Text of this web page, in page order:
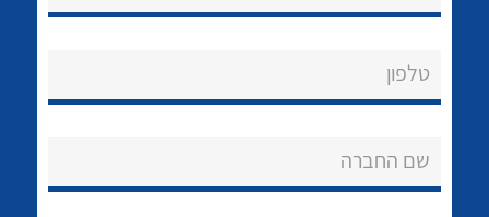
לכל מוצרי היצרן לכל מוצרי היצרן
טלפון
שם החברה